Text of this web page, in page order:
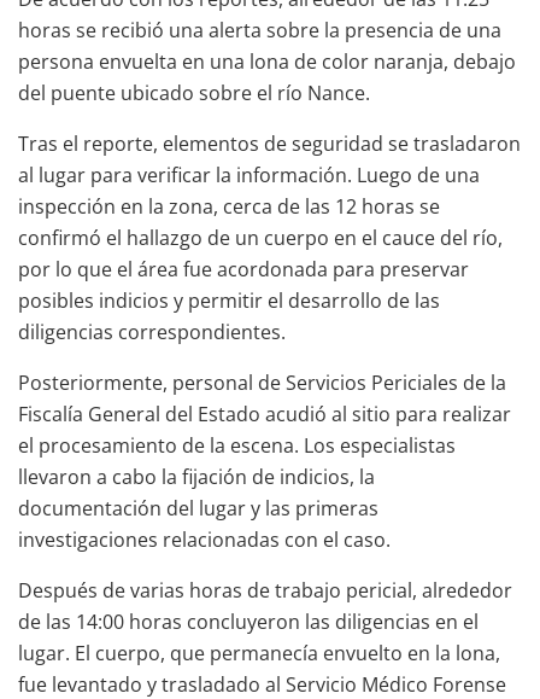
horas se recibió una alerta sobre la presencia de una
persona envuelta en una lona de color naranja, debajo
del puente ubicado sobre el río Nance.
Tras el reporte, elementos de seguridad se trasladaron
al lugar para verificar la información. Luego de una
inspección en la zona, cerca de las 12 horas se
confirmó el hallazgo de un cuerpo en el cauce del río,
por lo que el área fue acordonada para preservar
posibles indicios y permitir el desarrollo de las
diligencias correspondientes.
Posteriormente, personal de Servicios Periciales de la
Fiscalía General del Estado acudió al sitio para realizar
el procesamiento de la escena. Los especialistas
llevaron a cabo la fijación de indicios, la
documentación del lugar y las primeras
investigaciones relacionadas con el caso.
Después de varias horas de trabajo pericial, alrededor
de las 14:00 horas concluyeron las diligencias en el
lugar. El cuerpo, que permanecía envuelto en la lona,
fue levantado y trasladado al Servicio Médico Forense